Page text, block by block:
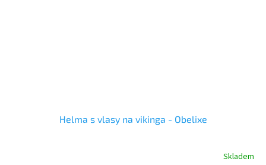
Helma s vlasy na vikinga - Obelixe
Skladem